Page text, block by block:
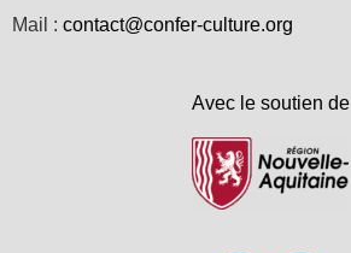
Mail : contact@confer-culture.org
Avec le soutien de